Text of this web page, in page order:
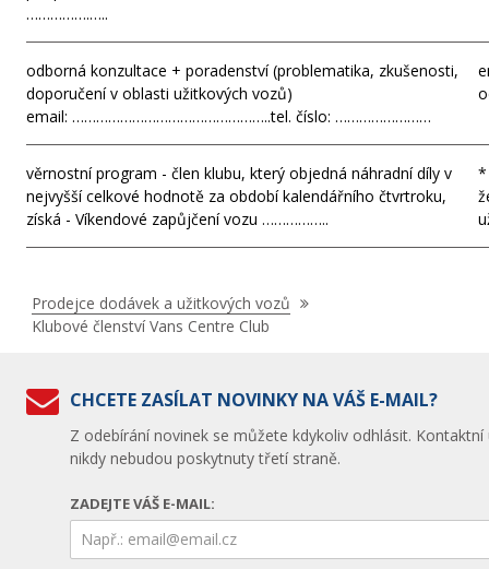
…………….…..
odborná konzultace + poradenství (problematika, zkušenosti,
doporučení v oblasti užitkových vozů)
email: …………………………………………..tel. číslo: ……………………
věrnostní program - člen klubu, který objedná náhradní díly v
nejvyšší celkové hodnotě za období kalendářního čtvrtroku,
získá - Víkendové zapůjčení vozu ……………..
*
Nacházíte
se
Prodejce dodávek a užitkových vozů
Klubové členství Vans Centre Club
CHCETE ZASÍLAT NOVINKY NA VÁŠ E-MAIL?
Z odebírání novinek se můžete kdykoliv odhlásit. Kontaktní
nikdy nebudou poskytnuty třetí straně.
ZADEJTE VÁŠ E-MAIL: